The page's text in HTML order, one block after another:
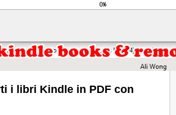
i libri Kindle in PDF con